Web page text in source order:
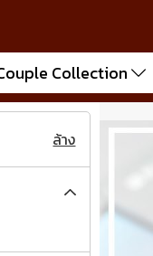
Collection
ล้าง